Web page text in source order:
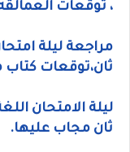
، توقعات
مراجعة ليلة
ثان،توقعات كتاب
ليلة الامتحان
ثان مجاب عليها.